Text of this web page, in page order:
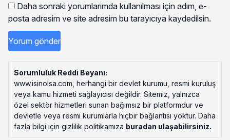
Daha sonraki yorumlarımda kullanılması için adım, e-
posta adresim ve site adresim bu tarayıcıya kaydedilsin.
Sorumluluk Reddi Beyanı:
www.isinolsa.com, herhangi bir devlet kurumu, resmi kuruluş
veya kamu hizmeti sağlayıcısı değildir. Sitemiz, yalnızca
özel sektör hizmetleri sunan bağımsız bir platformdur ve
devletle veya resmi kurumlarla hiçbir bağlantısı yoktur. Daha
fazla bilgi için gizlilik politikamıza buradan ulaşabilirsiniz.